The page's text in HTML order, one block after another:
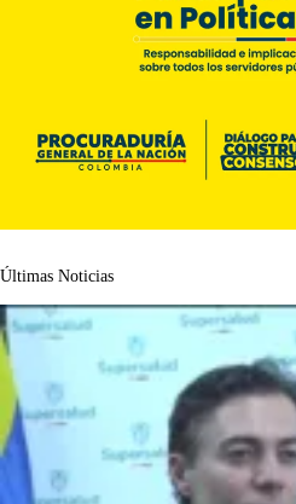
Últimas Noticias